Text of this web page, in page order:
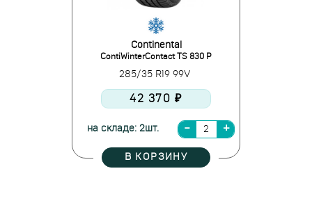
Continental
ContiWinterContact TS 830 P
285/35 R19 99V
42 370 ₽
на складе: 2шт.
В КОРЗИНУ